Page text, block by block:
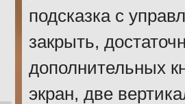
подсказка с
закрыть,
дополнительных
экран, две